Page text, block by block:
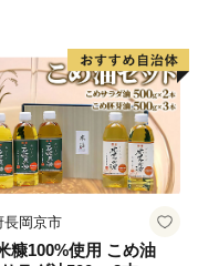
数制限は現在設けて
の寄附に限らせて
かかることがありま
長岡京市
糠100%使用 こめ油